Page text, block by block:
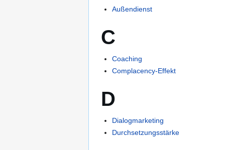
Außendienst
C
Coaching
Complacency-Effekt
D
Dialogmarketing
Durchsetzungsstärke